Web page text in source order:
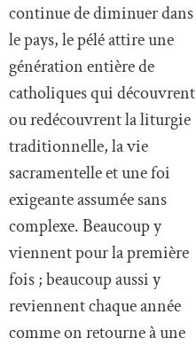
continue de diminuer dans
le pays, le pélé attire une
génération entière de
catholiques qui découvrent
ou redécouvrent la liturgie
traditionnelle, la vie
sacramentelle et une foi
exigeante assumée sans
complexe. Beaucoup y
viennent pour la première
fois ; beaucoup aussi y
reviennent chaque année
comme on retourne à une